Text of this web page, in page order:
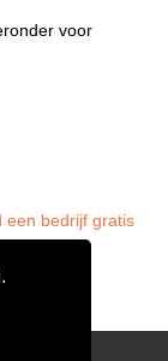
voor
een bedrijf gratis